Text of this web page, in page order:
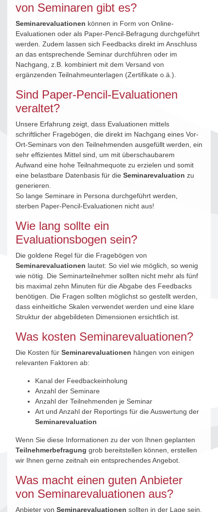
von Seminaren gibt es?
Seminarevaluationen können in Form von Online-
Evaluationen oder als Paper-Pencil-Befragung durchgeführt
werden. Zudem lassen sich Feedbacks direkt im Anschluss
an das entsprechende Seminar durchführen oder im
Nachgang, z.B. kombiniert mit dem Versand von
ergänzenden Teilnahmeunterlagen (Zertifikate o.ä.).
Sind Paper-Pencil-Evaluationen
veraltet?
Unsere Erfahrung zeigt, dass Evaluationen mittels
schriftlicher Fragebögen, die direkt im Nachgang eines Vor-
Ort-Seminars von den Teilnehmenden ausgefüllt werden, ein
sehr effizientes Mittel sind, um mit überschaubarem
Aufwand eine hohe Teilnahmequote zu erzielen und somit
eine belastbare Datenbasis für die Seminarevaluation zu
generieren.
So lange Seminare in Persona durchgeführt werden,
sterben Paper-Pencil-Evaluationen nicht aus!
Wie lang sollte ein
Evaluationsbogen sein?
Die goldene Regel für die Fragebögen von
Seminarevaluationen lautet: So viel wie möglich, so wenig
wie nötig. Die Seminarteilnehmer sollten nicht mehr als fünf
bis maximal zehn Minuten für die Abgabe des Feedbacks
benötigen. Die Fragen sollten möglichst so gestellt werden,
dass einheitliche Skalen verwendet werden und eine klare
Struktur der abgebildeten Dimensionen ersichtlich ist.
Was kosten Seminarevaluationen?
Die Kosten für Seminarevaluationen hängen von einigen
relevanten Faktoren ab:
Kanal der Feedbackeinholung
Anzahl der Seminare
Anzahl der Teilnehmenden je Seminar
Art und Anzahl der Reportings für die Auswertung der
Seminarevaluation
Wenn Sie diese Informationen zu der von Ihnen geplanten
Teilnehmerbefragung grob bereitstellen können, erstellen
wir Ihnen gerne zeitnah ein entsprechendes Angebot.
Was macht einen guten Anbieter
von Seminarevaluationen aus?
Anbieter von Seminarevaluationen sollten in der Lage sein,